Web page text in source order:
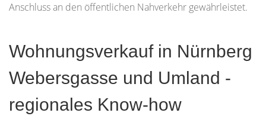
Anschluss an den öffentlichen Nahverkehr gewährleistet.
Wohnungsverkauf in Nürnberg
Webersgasse und Umland -
regionales Know-how